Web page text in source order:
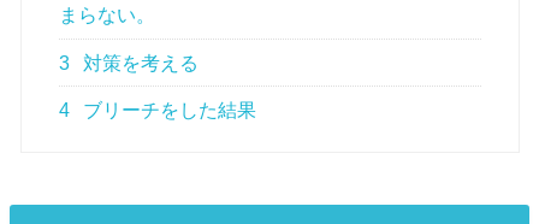
まらない。
3 対策を考える
4 ブリーチをした結果